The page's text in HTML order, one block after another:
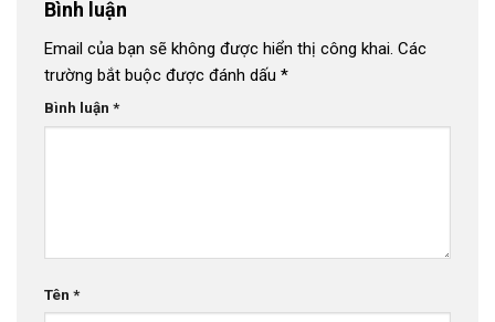
Bình luận
Email của bạn sẽ không được hiển thị công khai. Các
trường bắt buộc được đánh dấu *
Bình luận *
Tên *